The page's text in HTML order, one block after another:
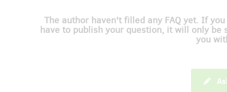
The author haven't filled any FAQ yet. If
have to publish your question, it will only
you